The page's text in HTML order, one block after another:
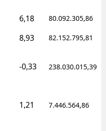
6,18 80.092.305,86
8,93 82.152.795,81
-0,33 238.030.015,39
1,21 7.446.564,86